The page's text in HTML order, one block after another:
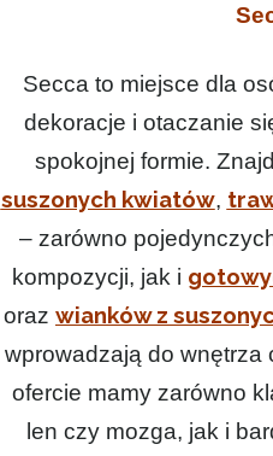
Secca to miejsce dla
dekoracje i otaczanie
spokojnej formie.
suszonych kwiatów,
– zarówno
kompozycji, jak i
oraz wianków z
wprowadzają do wnętrza
ofercie mamy zarówno
len czy mozga, jak i